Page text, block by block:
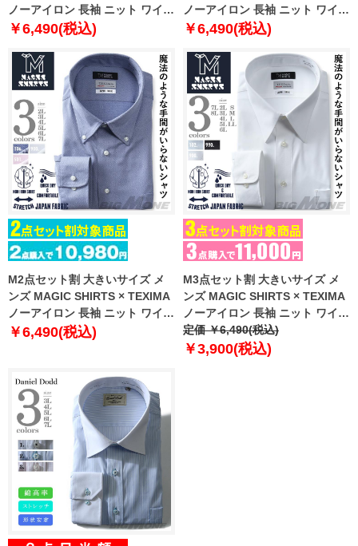
ノーアイロン 長袖 ニット ワイシ
ャツ セミワイド 吸水速乾 ストレ
229006sw
￥6,490(税込)
ノーアイロン 長袖 ニット ワイシ
ャツ セミワイド 吸水速乾 ストレ
229010sw
￥6,490(税込)
M2点セット割 大きいサイズ メ
ンズ MAGIC SHIRTS × TEXIMA
ノーアイロン 長袖 ニット ワイシ
ャツ ボタンダウン 吸水速乾 スト
￥6,490(税込)
M3点セット割 大きいサイズ メ
ンズ MAGIC SHIRTS × TEXIMA
ノーアイロン 長袖 ニット ワイシ
ャツ 吸水速乾 ストレッチ 日本製
生地使用 ms-219001
定価 ￥6,490(税込)
￥3,900(税込)